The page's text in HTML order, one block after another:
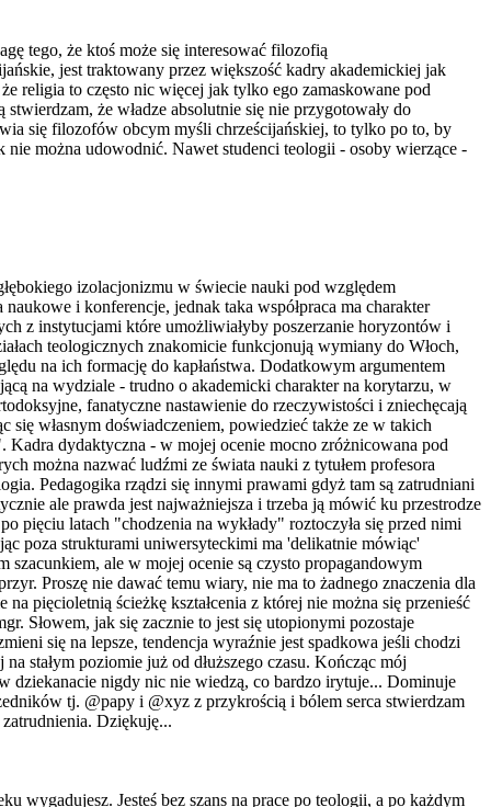
tego, że ktoś może się interesować filozofią
jest traktowany przez większość kadry akademickiej jak
religia to często nic więcej jak tylko ego zamaskowane pod
że władze absolutnie się nie przygotowały do
się filozofów obcym myśli chrześcijańskiej, to tylko po to, by
nie można udowodnić. Nawet studenci teologii - osoby wierzące -
izolacjonizmu w świecie nauki pod względem
i konferencje, jednak taka współpraca ma charakter
z instytucjami które umożliwiałyby poszerzanie horyzontów i
teologicznych znakomicie funkcjonują wymiany do Włoch,
na ich formację do kapłaństwa. Dodatkowym argumentem
na wydziale - trudno o akademicki charakter na korytarzu, w
fanatyczne nastawienie do rzeczywistości i zniechęcają
własnym doświadczeniem, powiedzieć także ze w takich
dydaktyczna - w mojej ocenie mocno zróżnicowana pod
można nazwać ludźmi ze świata nauki z tytułem profesora
Pedagogika rządzi się innymi prawami gdyż tam są zatrudniani
ale prawda jest najważniejsza i trzeba ją mówić ku przestrodze
pięciu latach "chodzenia na wykłady" roztoczyła się przed nimi
poza strukturami uniwersyteckimi ma 'delikatnie mówiąc'
szacunkiem, ale w mojej ocenie są czysto propagandowym
Proszę nie dawać temu wiary, nie ma to żadnego znaczenia dla
pięcioletnią ścieżkę kształcenia z której nie można się przenieść
Słowem, jak się zacznie to jest się utopionymi pozostaje
się na lepsze, tendencja wyraźnie jest spadkowa jeśli chodzi
stałym poziomie już od dłuższego czasu. Kończąc mój
dziekanacie nigdy nic nie wiedzą, co bardzo irytuje... Dominuje
tj. @papy i @xyz z przykrością i bólem serca stwierdzam
Dziękuję...
wygadujesz. Jesteś bez szans na prace po teologii, a po każdym